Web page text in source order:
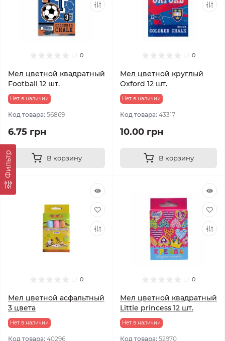
Фильтр
0
Мел цветной квадратный
Football 12 шт.
Нет в наличии
Код товара: 56869
6.75 грн
В корзину
0
Мел цветной круглый
Oxford 12 шт.
Нет в наличии
Код товара: 43317
10.00 грн
В корзину
0
Мел цветной асфальтный
3 цвета
Нет в наличии
Код товара: 40296
0
Мел цветной квадратный
Little princess 12 шт.
Нет в наличии
Код товара: 52970